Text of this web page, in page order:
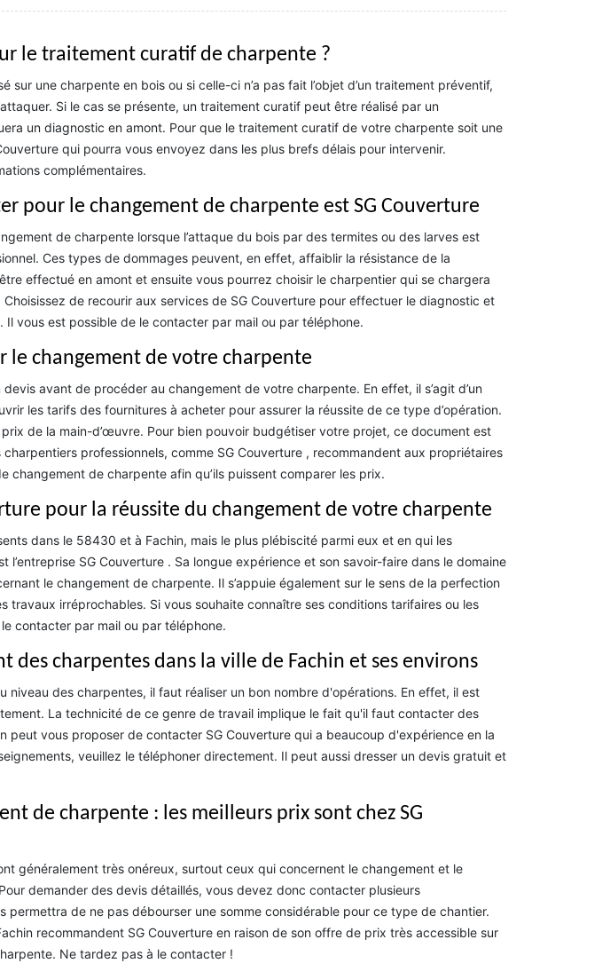
le traitement curatif de charpente ?
sur une charpente en bois ou si celle-ci n’a pas fait l’objet d’un traitement préventif,
Si le cas se présente, un traitement curatif peut être réalisé par un
un diagnostic en amont. Pour que le traitement curatif de votre charpente soit une
qui pourra vous envoyez dans les plus brefs délais pour intervenir.
complémentaires.
pour le changement de charpente est SG Couverture
de charpente lorsque l’attaque du bois par des termites ou des larves est
Ces types de dommages peuvent, en effet, affaiblir la résistance de la
effectué en amont et ensuite vous pourrez choisir le charpentier qui se chargera
de recourir aux services de SG Couverture pour effectuer le diagnostic et
vous est possible de le contacter par mail ou par téléphone.
le changement de votre charpente
avant de procéder au changement de votre charpente. En effet, il s’agit d’un
les tarifs des fournitures à acheter pour assurer la réussite de ce type d’opération.
de la main-d’œuvre. Pour bien pouvoir budgétiser votre projet, ce document est
professionnels, comme SG Couverture , recommandent aux propriétaires
changement de charpente afin qu’ils puissent comparer les prix.
pour la réussite du changement de votre charpente
dans le 58430 et à Fachin, mais le plus plébiscité parmi eux et en qui les
l’entreprise SG Couverture . Sa longue expérience et son savoir-faire dans le domaine
le changement de charpente. Il s’appuie également sur le sens de la perfection
travaux irréprochables. Si vous souhaite connaître ses conditions tarifaires ou les
contacter par mail ou par téléphone.
des charpentes dans la ville de Fachin et ses environs
niveau des charpentes, il faut réaliser un bon nombre d'opérations. En effet, il est
La technicité de ce genre de travail implique le fait qu'il faut contacter des
peut vous proposer de contacter SG Couverture qui a beaucoup d'expérience en la
veuillez le téléphoner directement. Il peut aussi dresser un devis gratuit et
de charpente : les meilleurs prix sont chez SG
généralement très onéreux, surtout ceux qui concernent le changement et le
demander des devis détaillés, vous devez donc contacter plusieurs
permettra de ne pas débourser une somme considérable pour ce type de chantier.
recommandent SG Couverture en raison de son offre de prix très accessible sur
Ne tardez pas à le contacter !